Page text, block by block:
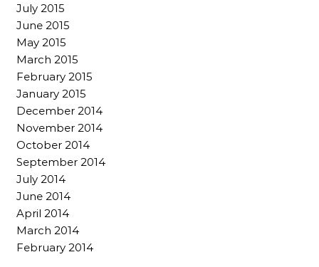
July 2015
June 2015
May 2015
March 2015
February 2015
January 2015
December 2014
November 2014
October 2014
September 2014
July 2014
June 2014
April 2014
March 2014
February 2014